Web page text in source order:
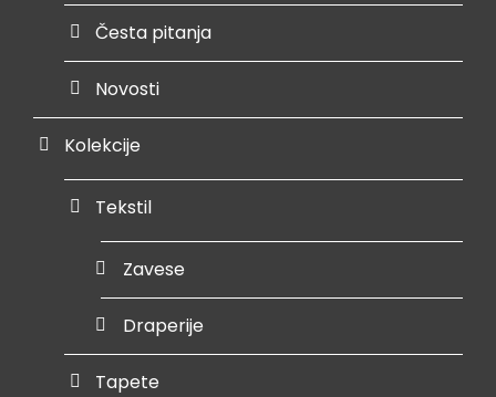
Česta pitanja
Novosti
Kolekcije
Tekstil
Zavese
Draperije
Tapete